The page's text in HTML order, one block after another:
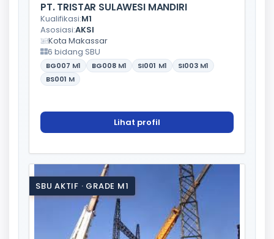
PT. TRISTAR SULAWESI MANDIRI
Kualifikasi:M1
Asosiasi:AKSI
Kota Makassar
6 bidang SBU
BG007 M1 BG008 M1 SI001 M1 SI003 M1
BS001 M
Lihat profil
SBU AKTIF · GRADE M1